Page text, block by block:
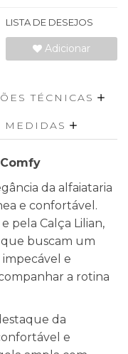
LISTA DE DESEJOS
Adicionar
TÉCNICAS
MEDIDAS
da alfaiataria
e confortável.
pela Calça Lilian,
buscam um
e
a rotina
da
e